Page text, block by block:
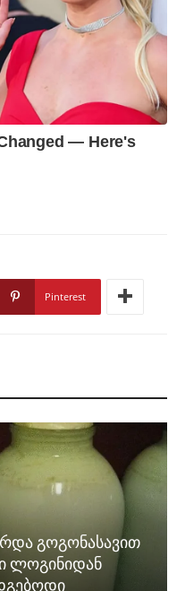
Pinterest
გოგონასავით
ლოგინიდან